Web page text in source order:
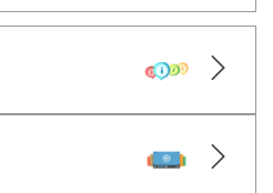
及網站！積金局不